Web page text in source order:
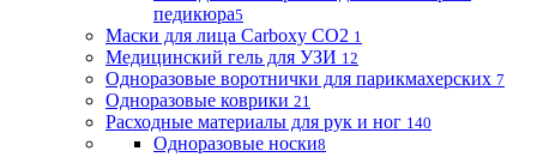
педикюра5
Маски для лица Carboxy CO2 1
Медицинский гель для УЗИ 12
Одноразовые воротнички для парикмахерских 7
Одноразовые коврики 21
Расходные материалы для рук и ног 140
Одноразовые носки8